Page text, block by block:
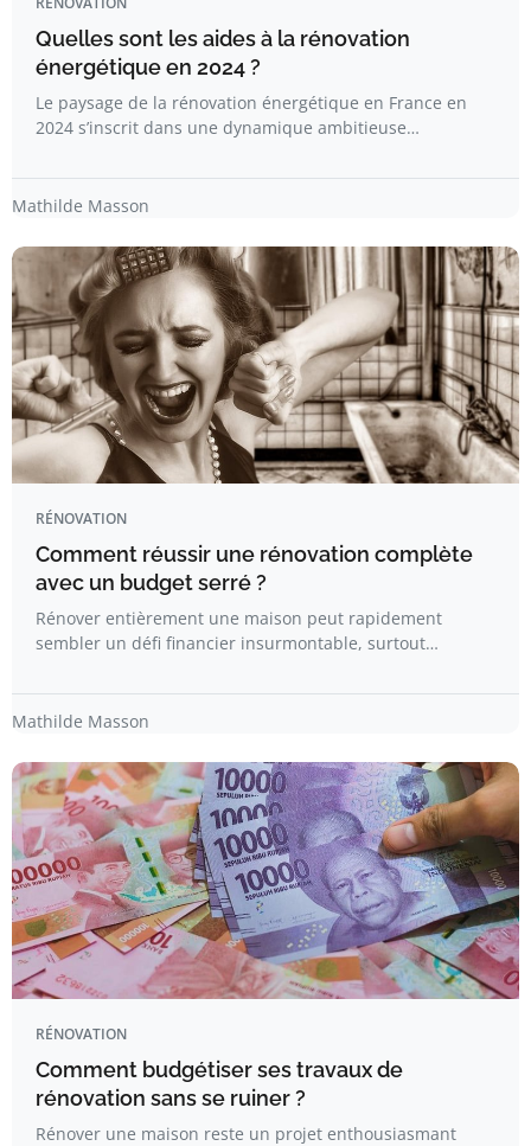
Quelles sont les aides à la rénovation
énergétique en 2024 ?
Le paysage de la rénovation énergétique en France en
2024 s’inscrit dans une dynamique ambitieuse…
Mathilde Masson
RÉNOVATION
Comment réussir une rénovation complète
avec un budget serré ?
Rénover entièrement une maison peut rapidement
sembler un défi financier insurmontable, surtout…
Mathilde Masson
RÉNOVATION
Comment budgétiser ses travaux de
rénovation sans se ruiner ?
Rénover une maison reste un projet enthousiasmant